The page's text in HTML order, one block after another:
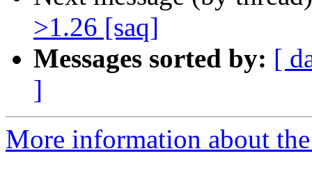
>1.26 [saq]
Messages sorted by: [
]
More information about